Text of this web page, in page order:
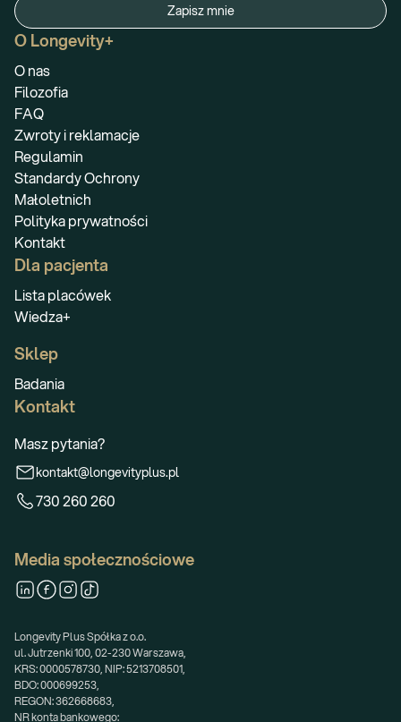
O Longevity+
O nas
Filozofia
FAQ
Zwroty i reklamacje
Regulamin
Standardy Ochrony
Małoletnich
Polityka prywatności
Kontakt
Dla pacjenta
Lista placówek
Wiedza+
Sklep
Badania
Kontakt
Masz pytania?
kontakt@longevityplus.pl
730 260 260
Media społecznościowe
Longevity Plus Spółka z o.o.
ul. Jutrzenki 100, 02-230 Warszawa,
KRS: 0000578730, NIP: 5213708501,
BDO: 000699253,
REGON: 362668683,
NR konta bankowego:
Zapisz mnie